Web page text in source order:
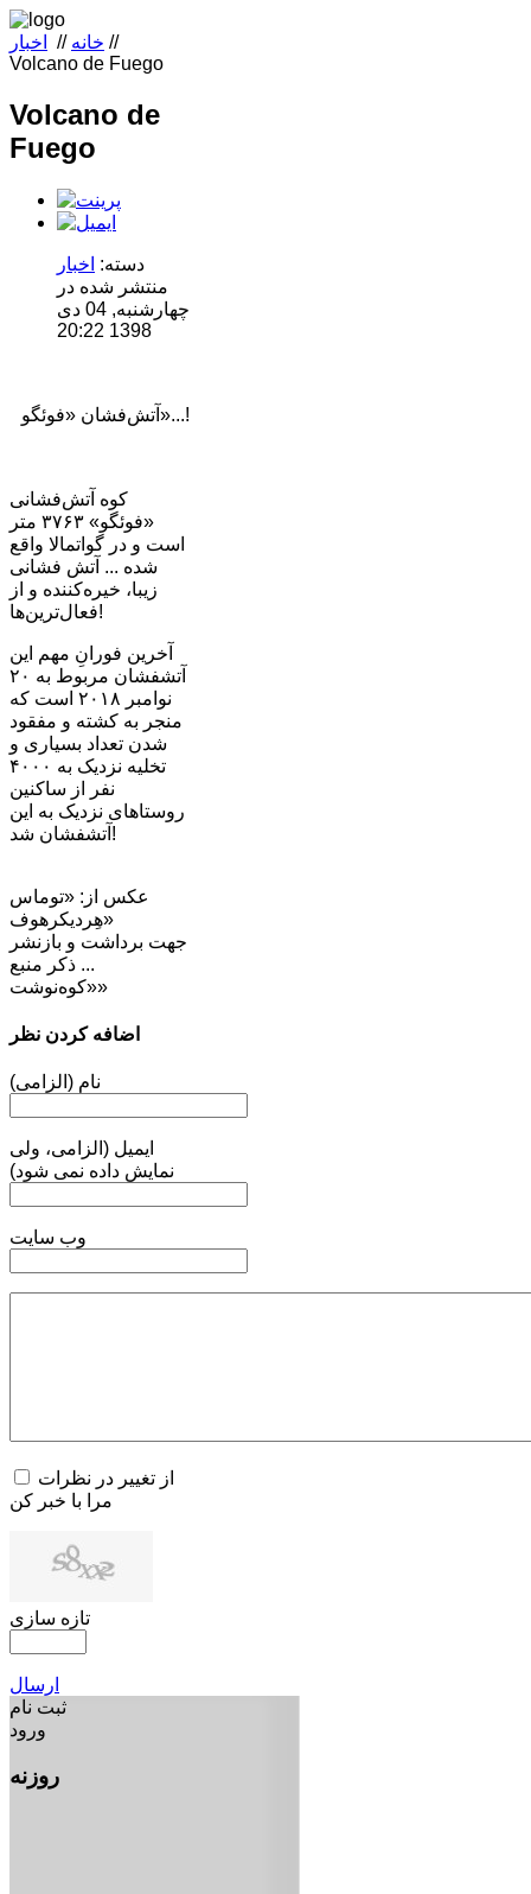
خانه // اخبار
//
Volcano de Fuego
Volcano de
Fuego
دسته: اخبار
منتشر شده در
چهارشنبه, 04 دی
1398 20:22
آتش‌فشان «فوئگو»...!
کوه آتش‌فشانی
«فوئگو» ٣٧۶٣ متر
است و در گواتمالا واقع
شده ... آتش فشانی
زیبا، خیره‌کننده‌ و از
فعال‌ترین‌ها!
آخرین فورانِ مهم این
آتشفشان مربوط به ۲۰
نوامبر ۲۰۱۸ است که
منجر به کشته و مفقود
شدن تعداد بسیاری و
تخلیه نزدیک به ۴۰۰۰
نفر از ساکنین
روستاهای نزدیک به این
آتشفشان شد!
عکس از: «توماس
هِردیکرهوف»
جهت برداشت و بازنشر
... ذکر منبع
«کوه‌نوشت»
اضافه کردن نظر
نام (الزامی)
ایمیل (الزامی، ولی
نمایش داده نمی شود)
وب سایت
از تغییر در نظرات
مرا با خبر کن
تازه سازی
ارسال
ثبت نام
ورود
روزنه